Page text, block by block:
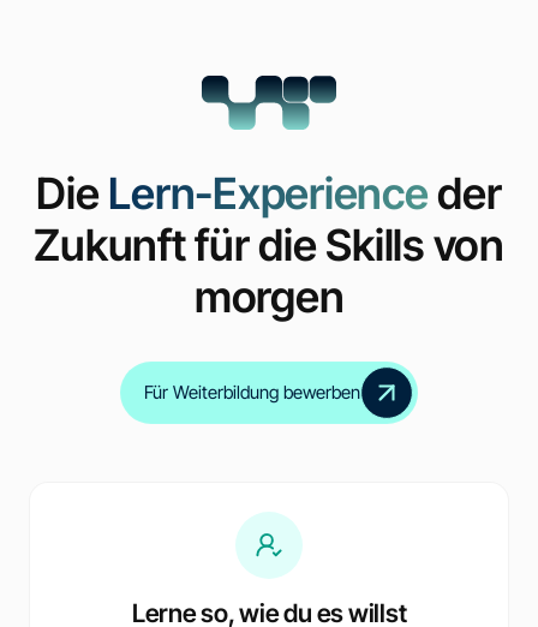
DieLern-Experienceder
Zukunft für die Skills von
morgen
Für Weiterbildung bewerben
Lerne so, wie du es willst